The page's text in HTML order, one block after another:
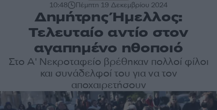
10:48 Πέμπτη 19 Δεκεμβρίου 2024
Δημήτρης Ήμελλος:
Τελευταίο αντίο στον
αγαπημένο ηθοποιό
Στο Α' Νεκροταφείο βρέθηκαν πολλοί φίλοι
και συνάδελφοί του για να τον
αποχαιρετήσουν